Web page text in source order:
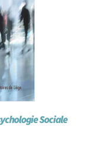
Sociale